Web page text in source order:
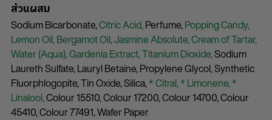
ส่วนผสม
Sodium Bicarbonate,Citric Acid,Perfume,Popping Candy,
Lemon Oil,Bergamot Oil,Jasmine Absolute,Cream of Tartar,
Water (Aqua),Gardenia Extract,Titanium Dioxide,Sodium
Laureth Sulfate,Lauryl Betaine,Propylene Glycol,Synthetic
Fluorphlogopite,Tin Oxide,Silica,* Citral,* Limonene,*
Linalool,Colour 15510,Colour 17200,Colour 14700,Colour
45410,Colour 77491,Wafer Paper